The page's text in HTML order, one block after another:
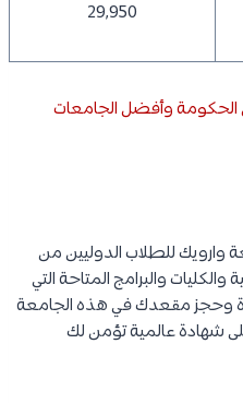
29,950
الحكومة وأفضل الجامعات
للطلاب الدوليين من
والبرامج المتاحة التي
وحجز مقعدك في هذه الجامعة
شهادة عالمية تؤمن لك